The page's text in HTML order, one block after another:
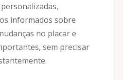
informados sobre
no placar e
sem precisar